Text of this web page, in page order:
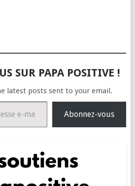
SUR PAPA POSITIVE !
latest posts sent to your email.
Abonnez-vous